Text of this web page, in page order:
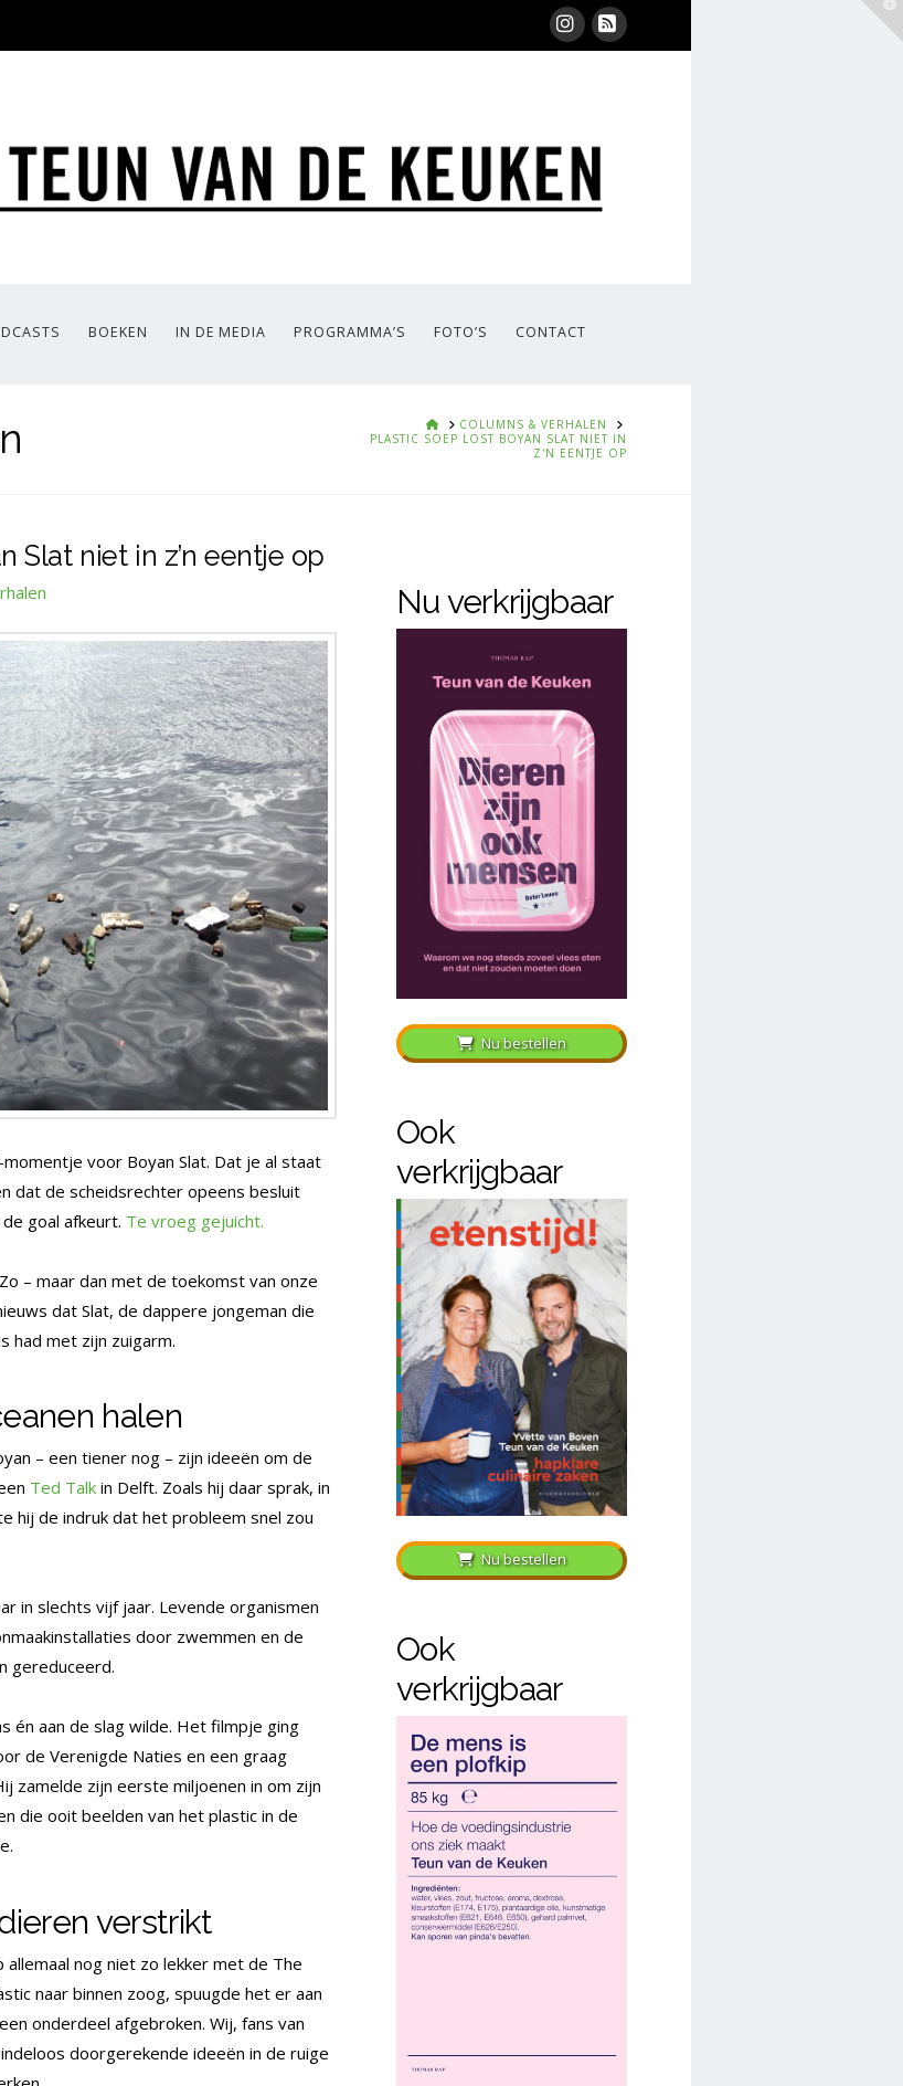
Instagram
RSS
BOEKEN IN DE MEDIA PROGRAMMA’S FOTO’S CONTACT
HOMECOLUMNS & VERHALEN
PLASTIC SOEP LOST BOYAN SLAT NIET IN
Z'N EENTJE OP
Slat niet in z’n eentje op
voor Boyan Slat. Dat je al staat
dat de scheidsrechter opeens besluit
goal afkeurt. Te vroeg gejuicht.
– maar dan met de toekomst van onze
dat Slat, de dappere jongeman die
had met zijn zuigarm.
halen
– een tiener nog – zijn ideeën om de
Ted Talkin Delft. Zoals hij daar sprak, in
hij de indruk dat het probleem snel zou
in slechts vijf jaar. Levende organismen
door zwemmen en de
gereduceerd.
én aan de slag wilde. Het filmpje ging
de Verenigde Naties en een graag
zamelde zijn eerste miljoenen in om zijn
die ooit beelden van het plastic in de
verstrikt
allemaal nog niet zo lekker met de The
naar binnen zoog, spuugde het er aan
onderdeel afgebroken. Wij, fans van
doorgerekende ideeën in de ruige
Nu verkrijgbaar
Nu bestellen
Ook
verkrijgbaar
Nu bestellen
Ook
verkrijgbaar